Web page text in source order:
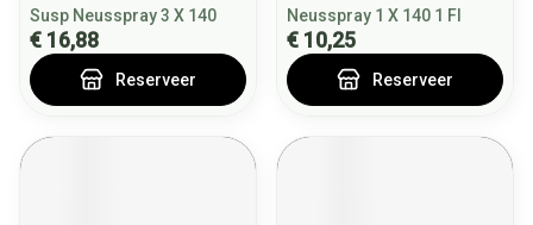
Susp Neusspray 3 X 140
€ 16,88
Reserveer
Neusspray 1 X 140 1 Fl
€ 10,25
Reserveer